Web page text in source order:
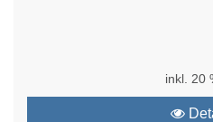
inkl. 20